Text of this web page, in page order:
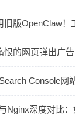
旧版OpenClaw！
恨的网页弹出广
Console网
Nginx深度对比